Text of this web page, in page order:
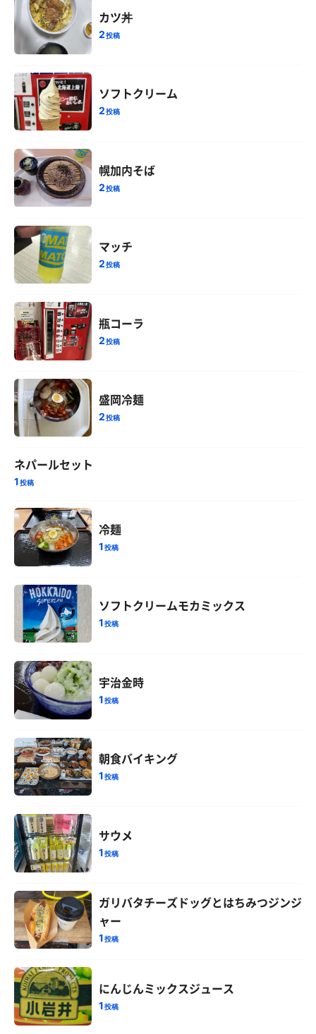
カツ丼
2投稿
ソフトクリーム
2投稿
幌加内そば
2投稿
マッチ
2投稿
瓶コーラ
2投稿
盛岡冷麺
2投稿
ネパールセット
1投稿
冷麺
1投稿
ソフトクリームモカミックス
1投稿
宇治金時
1投稿
朝食バイキング
1投稿
サウメ
1投稿
ガリバタチーズドッグとはちみつジンジ
ャー
1投稿
にんじんミックスジュース
1投稿